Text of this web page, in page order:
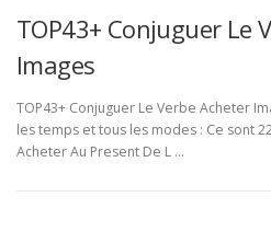
TOP43+ Conjuguer Le
Images
TOP43+ Conjuguer Le Verbe Acheter
les temps et tous les modes : Ce sont
Acheter Au Present De L …